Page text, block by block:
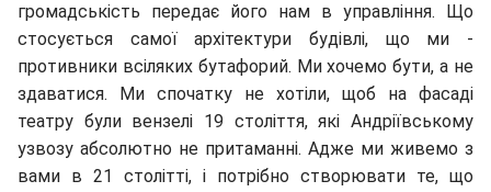
громадськість передає його нам в управління. Що
стосується самої архітектури будівлі, що ми -
противники всіляких бутафорий. Ми хочемо бути, а не
здаватися. Ми спочатку не хотіли, щоб на фасаді
театру були вензелі 19 століття, які Андріївському
узвозу абсолютно не притаманні. Адже ми живемо з
вами в 21 столітті, і потрібно створювати те, що